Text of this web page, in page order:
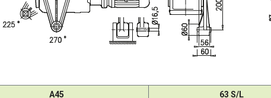
A45 63 S/L